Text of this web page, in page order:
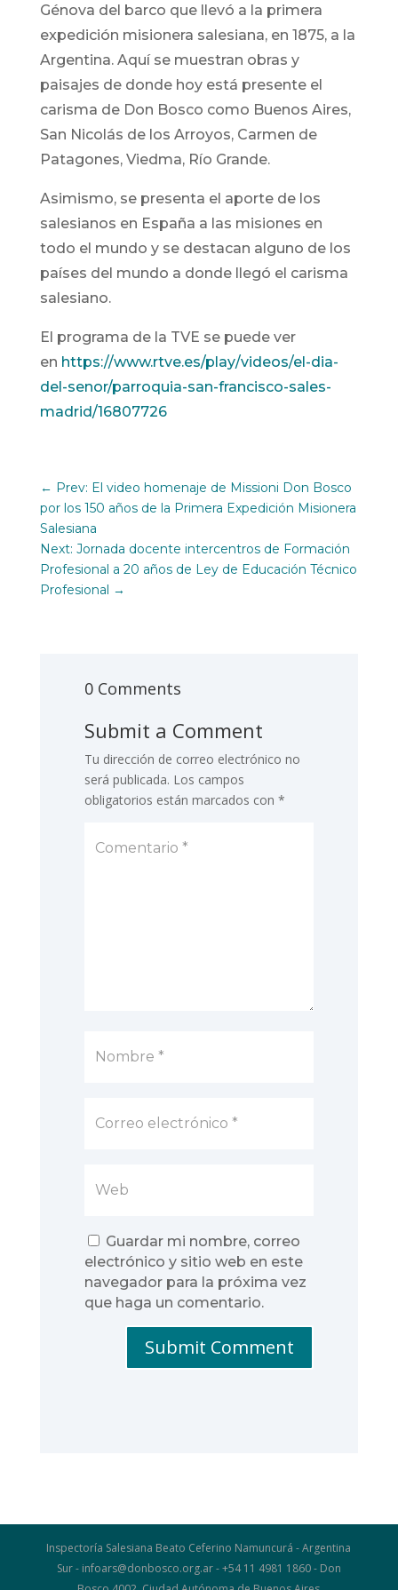
Génova del barco que llevó a la primera
expedición misionera salesiana, en 1875, a la
Argentina. Aquí se muestran obras y
paisajes de donde hoy está presente el
carisma de Don Bosco como Buenos Aires,
San Nicolás de los Arroyos, Carmen de
Patagones, Viedma, Río Grande.
Asimismo, se presenta el aporte de los
salesianos en España a las misiones en
todo el mundo y se destacan alguno de los
países del mundo a donde llegó el carisma
salesiano.
El programa de la TVE se puede ver
en https://www.rtve.es/play/videos/el-dia-
del-senor/parroquia-san-francisco-sales-
madrid/16807726
← Prev: El video homenaje de Missioni Don Bosco
por los 150 años de la Primera Expedición Misionera
Salesiana
Next: Jornada docente intercentros de Formación
Profesional a 20 años de Ley de Educación Técnico
Profesional →
0 Comments
Submit a Comment
Tu dirección de correo electrónico no
será publicada. Los campos
obligatorios están marcados con *
Guardar mi nombre, correo
electrónico y sitio web en este
navegador para la próxima vez
que haga un comentario.
Submit Comment
Inspectoría Salesiana Beato Ceferino Namuncurá - Argentina
Sur - infoars@donbosco.org.ar - +54 11 4981 1860 - Don